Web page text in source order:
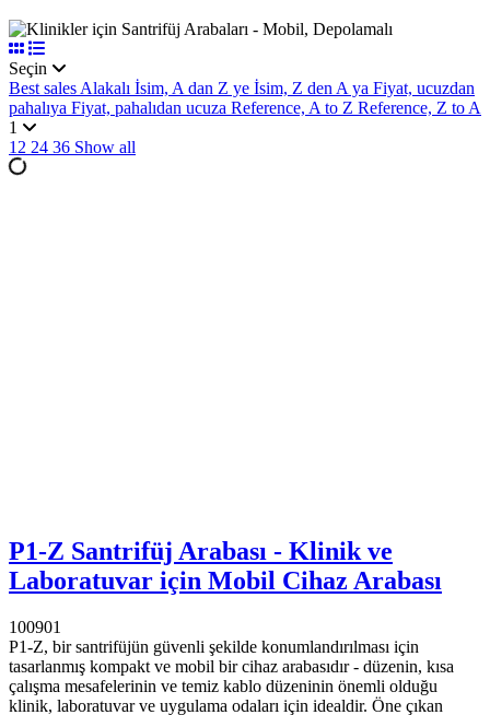
Seçin
Best salesAlakalı İsim, A dan Z ye İsim, Z den A ya Fiyat, ucuzdan
pahalıya Fiyat, pahalıdan ucuza Reference, A to Z Reference, Z to A
1
12 24 36 Show all
P1-Z Santrifüj Arabası - Klinik ve
Laboratuvar için Mobil Cihaz Arabası
100901
P1-Z, bir santrifüjün güvenli şekilde konumlandırılması için
tasarlanmış kompakt ve mobil bir cihaz arabasıdır - düzenin, kısa
çalışma mesafelerinin ve temiz kablo düzeninin önemli olduğu
klinik, laboratuvar ve uygulama odaları için idealdir. Öne çıkan